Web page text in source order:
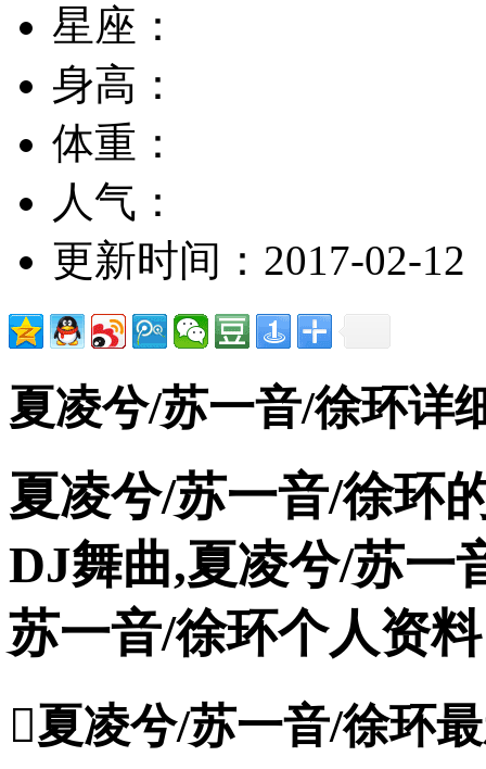
星座：
身高：
体重：
人气：
更新时间：2017-02-12
夏凌兮/苏一音/徐环详
夏凌兮/苏一音/徐环
DJ舞曲,夏凌兮/苏一
苏一音/徐环个人资料
夏凌兮/苏一音/徐环